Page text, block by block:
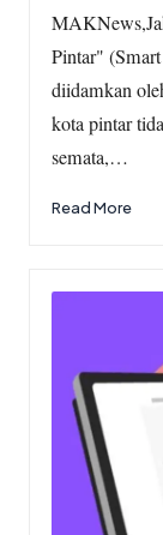
by
Pintar"
diidamkan
kota pintar
semata,…
Read More